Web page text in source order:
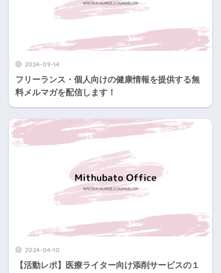
2024-09-14
フリーランス・個人向けの健康情報を提供する無
料メルマガを配信します！
2024-04-10
【活動レポ】医療ライター向け添削サービスの１